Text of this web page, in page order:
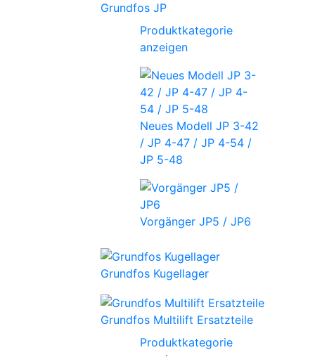
Grundfos JP
Produktkategorie
anzeigen
Neues Modell JP 3-42
/ JP 4-47 / JP 4-54 /
JP 5-48
Vorgänger JP5 / JP6
Grundfos Kugellager
Grundfos Multilift Ersatzteile
Produktkategorie